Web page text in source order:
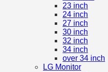
23 inch
24 inch
27 inch
30 inch
32 inch
34 inch
over 34 inch
LG Monitor